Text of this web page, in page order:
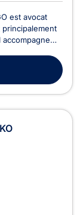
est avocat
est